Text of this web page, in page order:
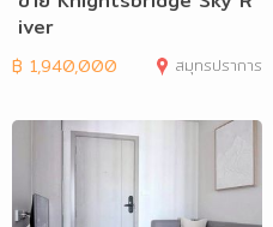
iver
฿ 1,940,000 สมุทรปราการ